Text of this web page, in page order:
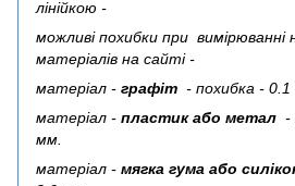
лінійкою -
можливі похибки при вимірюванні
матеріалів на сайті -
матеріал - графіт - похибка -
матеріал - пластик або метал -
мм.
матеріал - мягка гума або